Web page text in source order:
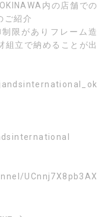
内の店舗での
ご紹介
限がありフレーム造
組立で納めることが出
UCnnj7X8pb3AX